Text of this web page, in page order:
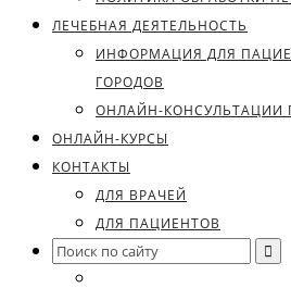
ЛЕЧЕБНАЯ ДЕЯТЕЛЬНОСТЬ
ИНФОРМАЦИЯ ДЛЯ
ГОРОДОВ
ОНЛАЙН-КОНСУЛЬТАЦИИ
ОНЛАЙН-КУРСЫ
КОНТАКТЫ
ДЛЯ ВРАЧЕЙ
ДЛЯ ПАЦИЕНТОВ
Search
for: